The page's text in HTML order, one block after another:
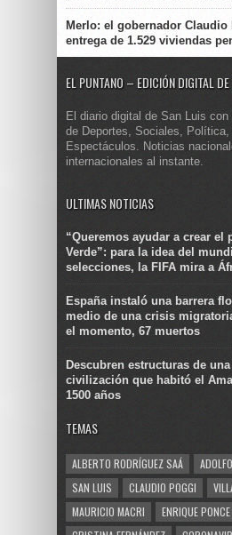
Merlo: el gobernador
entrega de 1.529 viviendas
EL PUNTANO – EDICIÓN DIGITAL
El diario digital de San Luis
de Deportes, Sociales, Política,
Espectáculos. Noticias
internacionales al instante.
ULTIMAS NOTICIAS
“Queremos ayudar a crear el
Verde”: para la idea del
selecciones, la FIFA mira a
España instaló una barrera
medio de una crisis
el momento, 67 muertos
Descubren estructuras de
civilización que habitó el
1500 años
TEMAS
ALBERTO RODRÍGUEZ SAÁ
SAN LUIS
CLAUDIO POGGI
MAURICIO MACRI
ENRIQUE PONCE